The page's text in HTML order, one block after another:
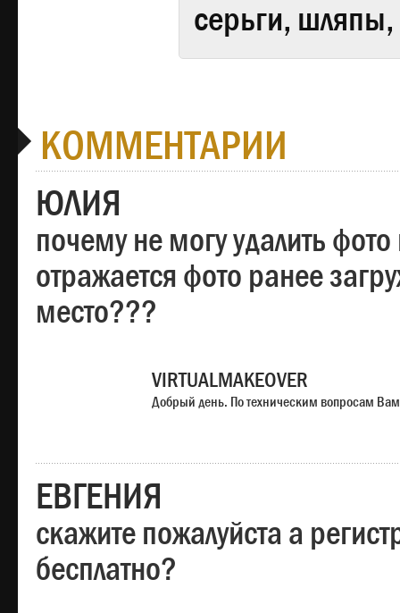
серьги,
КОММЕНТАРИИ
ЮЛИЯ
почему не могу удалить
отражается фото ранее
место???
VIRTUALMAKEOVER
Добрый день. По техническим вопросам
ЕВГЕНИЯ
скажите пожалуйста а
бесплатно?